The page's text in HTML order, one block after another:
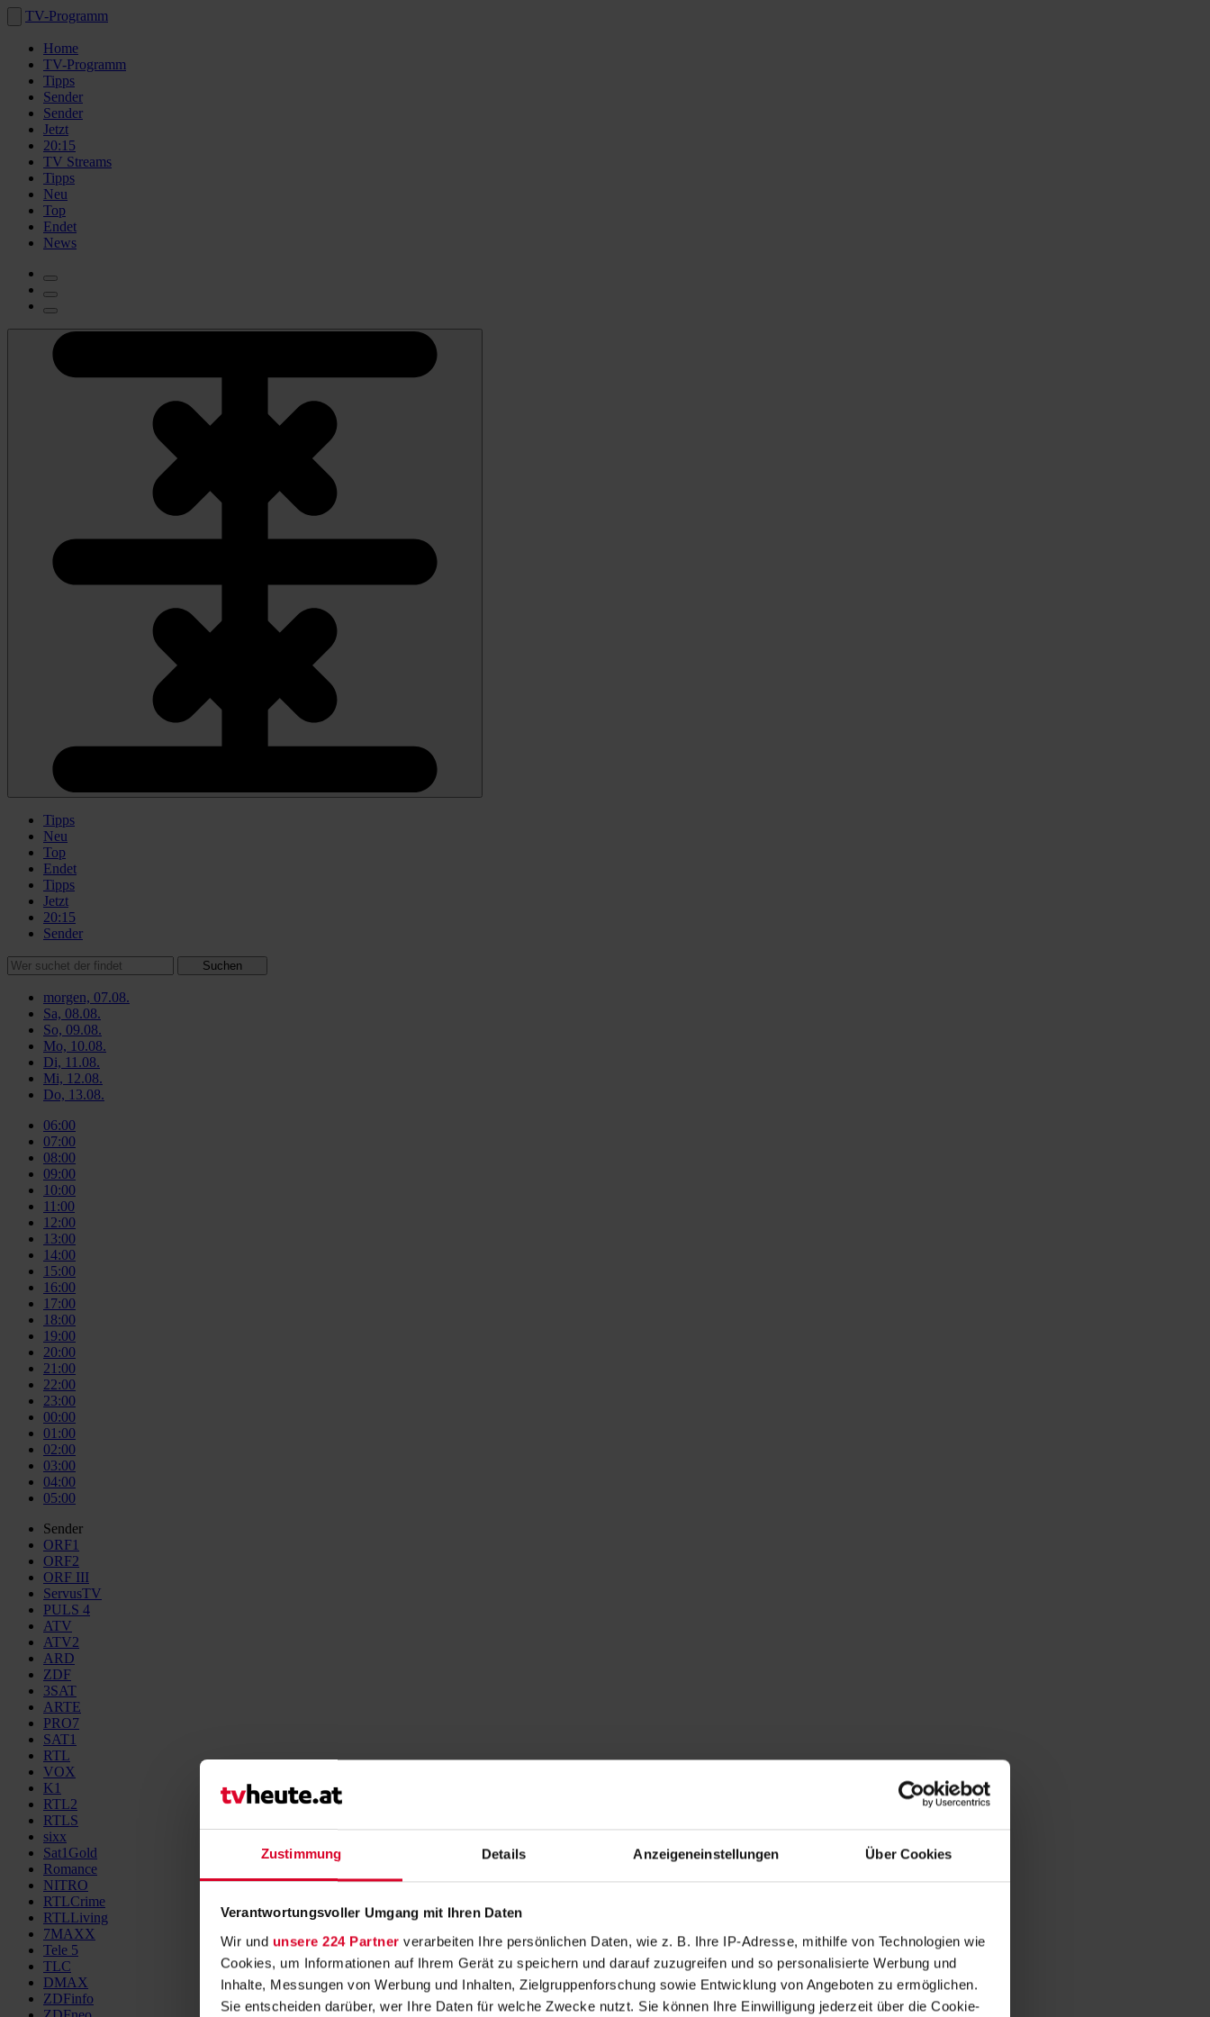
Zustimmung Details Anzeigeneinstellungen Über Cookies
Verantwortungsvoller Umgang mit Ihren Daten
Wir und unsere 224 Partner verarbeiten Ihre persönlichen Daten, wie z. B. Ihre IP-Adresse, mithilfe von Technologien wie
Cookies, um Informationen auf Ihrem Gerät zu speichern und darauf zuzugreifen und so personalisierte Werbung und
Inhalte, Messungen von Werbung und Inhalten, Zielgruppenforschung sowie Entwicklung von Angeboten zu ermöglichen.
Sie entscheiden darüber, wer Ihre Daten für welche Zwecke nutzt. Sie können Ihre Einwilligung jederzeit über die Cookie-
TV-Programm
Home
TV-Programm
Tipps
Sender
Sender
Jetzt
20:15
TV Streams
Tipps
Neu
Top
Endet
News
Tipps
Neu
Top
Endet
Tipps
Jetzt
20:15
Sender
Suchen
morgen, 07.08.
Sa, 08.08.
So, 09.08.
Mo, 10.08.
Di, 11.08.
Mi, 12.08.
Do, 13.08.
06:00
07:00
08:00
09:00
10:00
11:00
12:00
13:00
14:00
15:00
16:00
17:00
18:00
19:00
20:00
21:00
22:00
23:00
00:00
01:00
02:00
03:00
04:00
05:00
Sender
ORF1
ORF2
ORF III
ServusTV
PULS 4
ATV
ATV2
ARD
ZDF
3SAT
ARTE
PRO7
SAT1
RTL
VOX
K1
RTL2
RTLS
sixx
Sat1Gold
Romance
NITRO
RTLCrime
RTLLiving
7MAXX
Tele 5
TLC
DMAX
ZDFinfo